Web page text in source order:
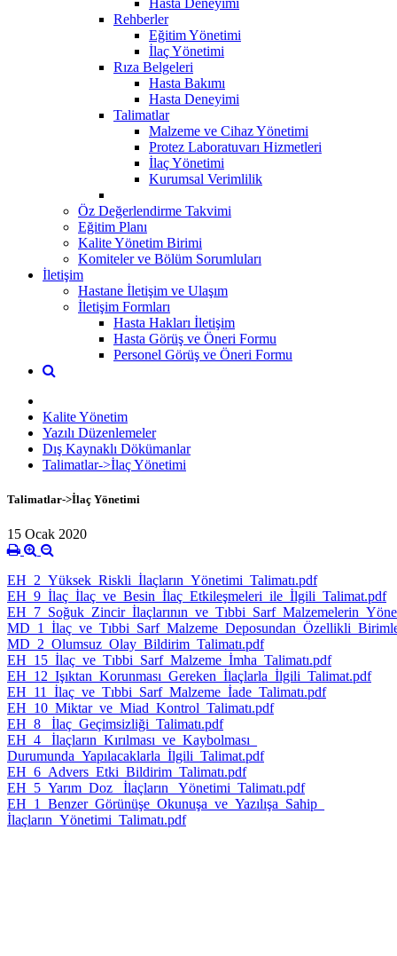
Rehberler
Eğitim Yönetimi
İlaç Yönetimi
Rıza Belgeleri
Hasta Bakımı
Hasta Deneyimi
Talimatlar
Malzeme ve Cihaz Yönetimi
Protez Laboratuvarı Hizmetleri
İlaç Yönetimi
Kurumsal Verimlilik
Öz Değerlendirme Takvimi
Eğitim Planı
Kalite Yönetim Birimi
Komiteler ve Bölüm Sorumluları
İletişim
Hastane İletişim ve Ulaşım
İletişim Formları
Hasta Hakları İletişim
Hasta Görüş ve Öneri Formu
Personel Görüş ve Öneri Formu
Kalite Yönetim
Yazılı Düzenlemeler
Dış Kaynaklı Dökümanlar
Talimatlar->İlaç Yönetimi
Talimatlar->İlaç Yönetimi
15 Ocak 2020
EH_2_Yüksek_Riskli_İlaçların_Yönetimi_Talimatı.pdf
EH_9_İlaç_İlaç_ve_Besin_İlaç_Etkileşmeleri_ile_İlgili_Talimat.pdf
MD_2_Olumsuz_Olay_Bildirim_Talimatı.pdf
EH_15_İlaç_ve_Tıbbi_Sarf_Malzeme_İmha_Talimatı.pdf
EH_12_Işıktan_Korunması_Gereken_İlaçlarla_İlgili_Talimat.pdf
EH_11_İlaç_ve_Tıbbi_Sarf_Malzeme_İade_Talimatı.pdf
EH_10_Miktar_ve_Miad_Kontrol_Talimatı.pdf
EH_8_ İlaç_Geçimsizliği_Talimatı.pdf
EH_4_ İlaçların_Kırılması_ve_Kaybolması_
Durumunda_Yapılacaklarla_İlgili_Talimat.pdf
EH_6_Advers_Etki_Bildirim_Talimatı.pdf
EH_5_Yarım_Doz_ İlaçların_ Yönetimi_Talimatı.pdf
EH_1_Benzer_Görünüşe_Okunuşa_ve_Yazılışa_Sahip_
İlaçların_Yönetimi_Talimatı.pdf